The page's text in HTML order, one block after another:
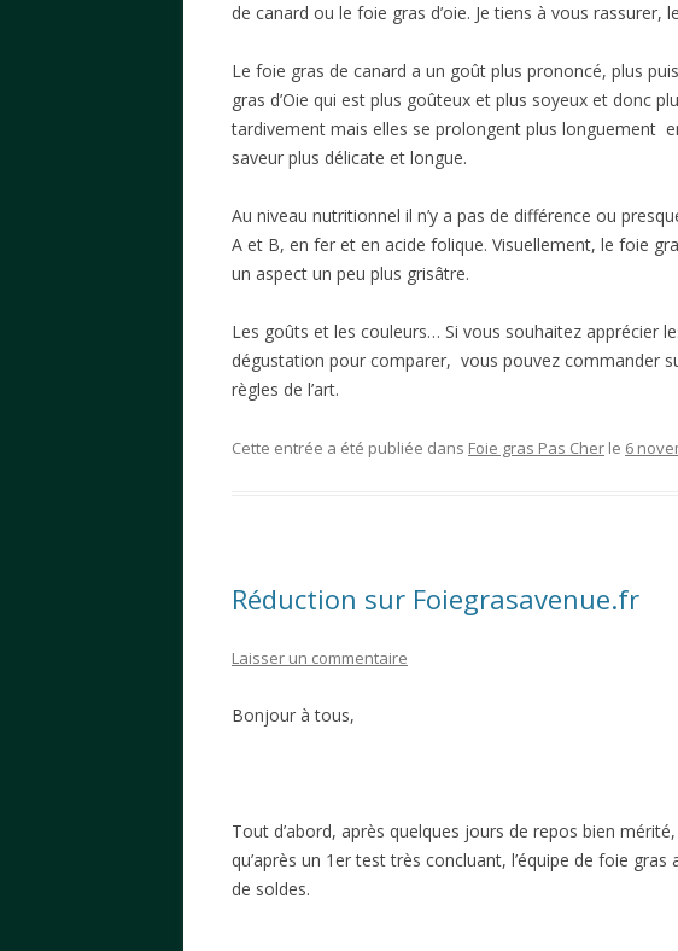
de canard ou le foie gras d’oie. Je tiens à vous
Le foie gras de canard a un goût plus prononcé, plus
gras d’Oie qui est plus goûteux et plus soyeux et donc
tardivement mais elles se prolongent plus longuement
saveur plus délicate et longue.
Au niveau nutritionnel il n’y a pas de différence ou
A et B, en fer et en acide folique. Visuellement, le foie
un aspect un peu plus grisâtre.
Les goûts et les couleurs… Si vous souhaitez apprécier
dégustation pour comparer, vous pouvez commander
règles de l’art.
Cette entrée a été publiée dans Foie gras Pas Cher le 6
Réduction sur Foiegrasavenue.fr
Laisser un commentaire
Bonjour à tous,
Tout d’abord, après quelques jours de repos bien
qu’après un 1er test très concluant, l’équipe de foie
de soldes.